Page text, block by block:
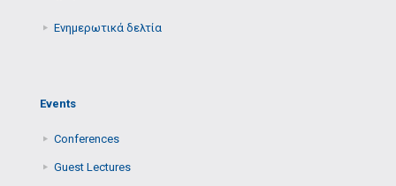
Ενημερωτικά δελτία
Events
Conferences
Guest Lectures